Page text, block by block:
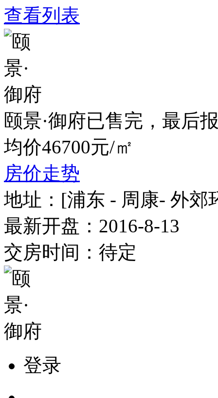
查看列表
颐景·御府已售完，最后
均价46700元/㎡
房价走势
地址： [浦东 - 周康- 外郊
最新开盘： 2016-8-13
交房时间： 待定
登录